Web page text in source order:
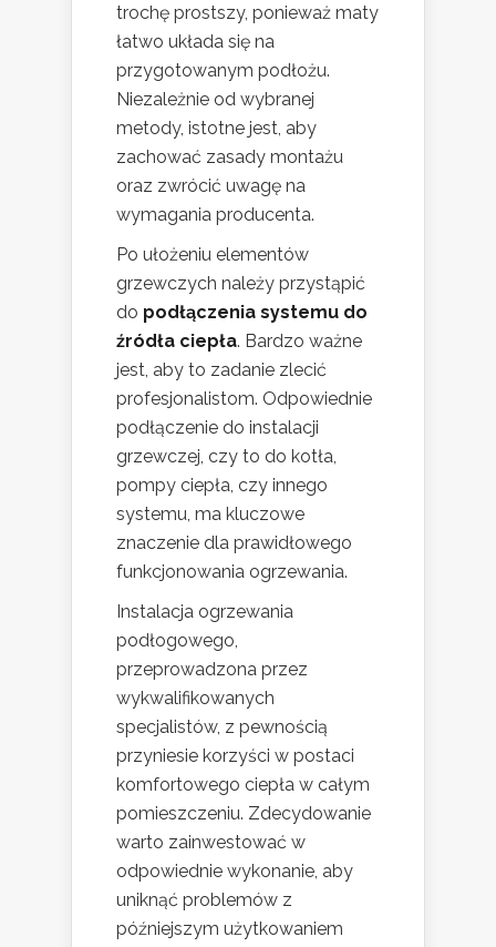
trochę prostszy, ponieważ maty
łatwo układa się na
przygotowanym podłożu.
Niezależnie od wybranej
metody, istotne jest, aby
zachować zasady montażu
oraz zwrócić uwagę na
wymagania producenta.
Po ułożeniu elementów
grzewczych należy przystąpić
do podłączenia systemu do
źródła ciepła. Bardzo ważne
jest, aby to zadanie zlecić
profesjonalistom. Odpowiednie
podłączenie do instalacji
grzewczej, czy to do kotła,
pompy ciepła, czy innego
systemu, ma kluczowe
znaczenie dla prawidłowego
funkcjonowania ogrzewania.
Instalacja ogrzewania
podłogowego,
przeprowadzona przez
wykwalifikowanych
specjalistów, z pewnością
przyniesie korzyści w postaci
komfortowego ciepła w całym
pomieszczeniu. Zdecydowanie
warto zainwestować w
odpowiednie wykonanie, aby
uniknąć problemów z
późniejszym użytkowaniem